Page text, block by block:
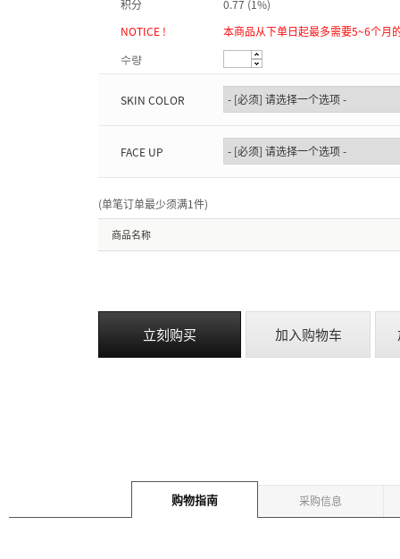
积分
0.77 (1%)
NOTICE !
本商品从下单日起最多需要5~6个月
수량
SKIN COLOR
FACE UP
(单笔订单最少须满1件)
商品名称
立刻购买 加入购物车
购物指南 采购信息